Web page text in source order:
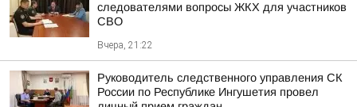
следователями вопросы ЖКХ для участников
СВО
Вчера, 21:22
Руководитель следственного управления СК
России по Республике Ингушетия провел